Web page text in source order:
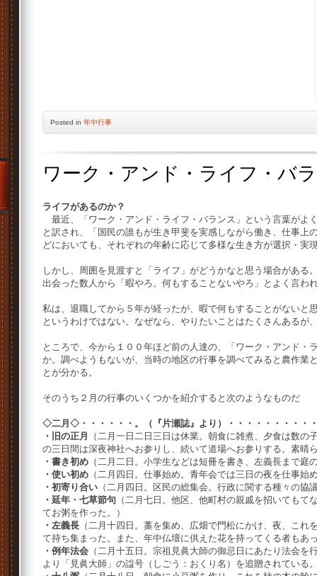
Posted in 年中行事
ワーク・アンド・ライフ・バ
ライフがあるのか？
最近、「ワーク・アンド・ライフ・バランス」という言葉がよ
と訳され、「国民の誰もが生き甲斐を実感しながら働き、仕事上
どにおいても、それぞれの年齢に応じて多様な生き方が選択・実
しかし、周囲を見渡すと「ライフ」がどうかなと思う場合がある
出会った数人から「暇やろ。何もすることないやろ」とよく言わ
私は、退職してから５年が経ったが、暇で何もすることがないと
というわけではない。なぜなら、やりたいことはたくさんあるが
ところで、今から１００年ほど前の人達の、「ワーク・アンド・
か。調べようもないが、当時の地区の行事を調べてみると農作業
とが分かる。
そのうち２月の行事のいくつかを紹介すると次のようなものだ
◇二月◇・・・・・・。（『片瀬誌』より）・・・・・・・・・
・旧の正月
（二月一日二日三日は休業。朝食に雑煮、夕食は数
の三日間は深夜神社へお参りし、続いて道場へお参りする。素晴
・書き初め （二月二日。小学生などは短冊を書き、左義長まで庭
・使い初め （二月四日。仕事始め。青年会では三日の夜を仕事始
・初寄り合い （二月四日。区民の総集会。行政に関する種々の協
・延年・七草節句 （二月七日。他区、他町村の親戚を招いても
てお粥を作った。）
・左義長 （二月十四日。藁を集め、広畑で門松にかけ、夜、こ
て持ち集まった。また、年中仏壇に供えた花を持ってくる者もあ
・例年法会 （二月十五日。宗祖見眞大師の御忌日にあたり法会
より「見眞大師」の諡号（しごう：おくり名）を追贈されている